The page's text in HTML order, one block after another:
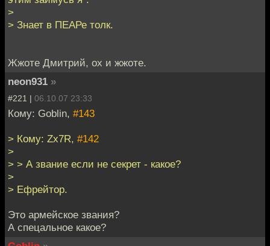
>
> Знает в ПЕАРе толк.
Жжоте Дмитрий, ох и жжоте.
neon931 »
#221 | 06.10.07 23:33
Кому: Goblin, #143
> Кому: Zx7R, #142
>
> > А звание если не секрет - какое?
>
> Ефрейтор.
Это армейское звания?
А спецальное какое?